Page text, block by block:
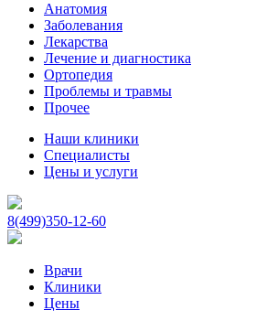
Анатомия
Заболевания
Лекарства
Лечение и диагностика
Ортопедия
Проблемы и травмы
Прочее
Наши клиники
Специалисты
Цены и услуги
8(499)350-12-60
Врачи
Клиники
Цены